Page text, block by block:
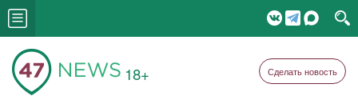
18+ Сделать новость